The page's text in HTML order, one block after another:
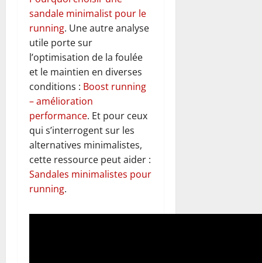
sandale minimalist pour le
running. Une autre analyse
utile porte sur
l’optimisation de la foulée
et le maintien en diverses
conditions : Boost running
– amélioration
performance. Et pour ceux
qui s’interrogent sur les
alternatives minimalistes,
cette ressource peut aider :
Sandales minimalistes pour
running.